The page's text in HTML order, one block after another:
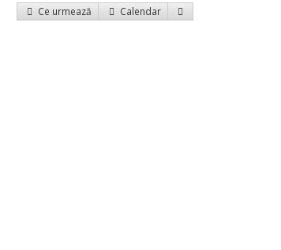
Ce urmează Calendar